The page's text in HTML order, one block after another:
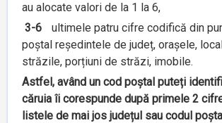
au alocate valori de la 1 la 6,
3-6
ultimele patru cifre codifică din
poștal reședintele de județ, orașele,
străzile, porțiuni de străzi, imobile.
Astfel, având un cod poștal puteți
căruia îi corespunde după primele 2
listele de mai jos județul sau codul